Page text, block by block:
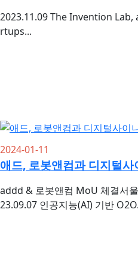
2023.11.09 The Invention
rtups...
2024-01-11
애드, 로봇앤컴과 디지털
addd & 로봇앤컴 MoU 체결서
23.09.07 인공지능(AI) 기반